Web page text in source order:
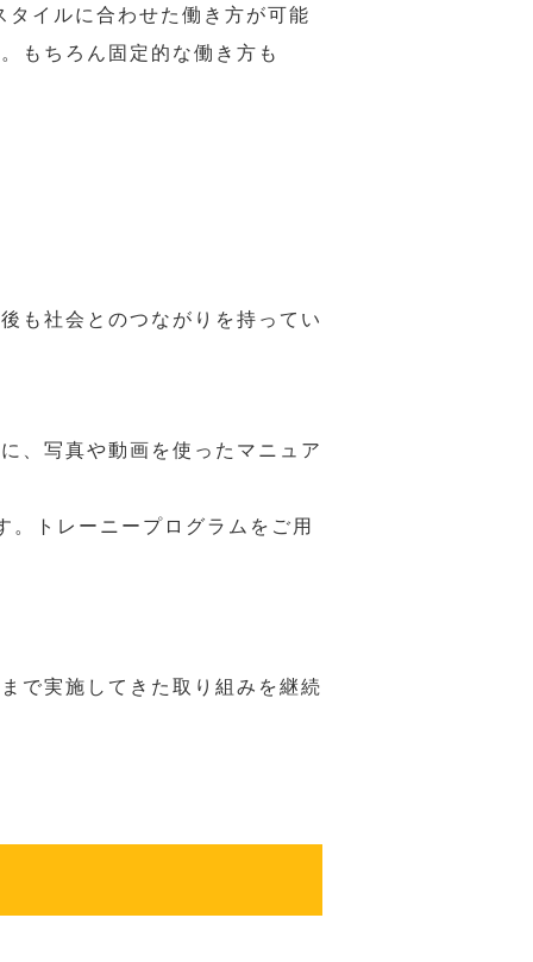
イルに合わせた働き方が可能
もちろん固定的な働き方も
も社会とのつながりを持ってい
、写真や動画を使ったマニュア
。トレーニープログラムをご用
で実施してきた取り組みを継続